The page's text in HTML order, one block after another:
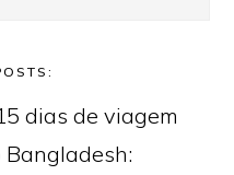
dias de viagem